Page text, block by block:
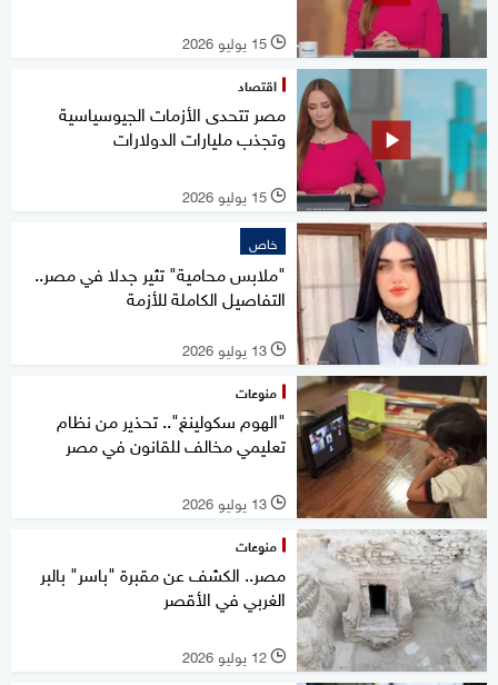
l 15 يوليو 2026
اقتصاد
مصر تتحدى الأزمات الجيوسياسية
وتجذب مليارات الدولارات
l 15 يوليو 2026
خاص
"ملابس محامية" تثير جدلا في مصر..
التفاصيل الكاملة للأزمة
l 13 يوليو 2026
منوعات
"الهوم سكولينغ".. تحذير من نظام
تعليمي مخالف للقانون في مصر
l 13 يوليو 2026
منوعات
مصر.. الكشف عن مقبرة "باسر" بالبر
الغربي في الأقصر
l 12 يوليو 2026